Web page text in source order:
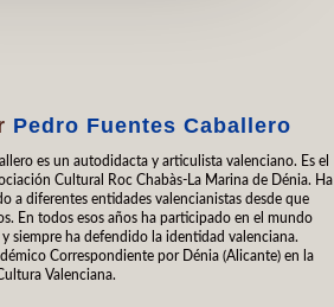
Pedro Fuentes Caballero
es un autodidacta y articulista valenciano. Es el
Cultural Roc Chabàs-La Marina de Dénia. Ha
a diferentes entidades valencianistas desde que
En todos esos años ha participado en el mundo
siempre ha defendido la identidad valenciana.
Correspondiente por Dénia (Alicante) en la
Valenciana.